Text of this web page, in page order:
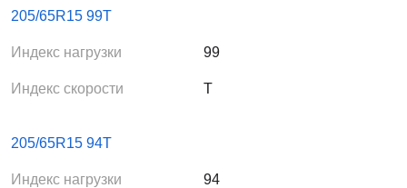
205/65R15 99T
Индекс нагрузки 99
Индекс скорости T
205/65R15 94T
Индекс нагрузки 94